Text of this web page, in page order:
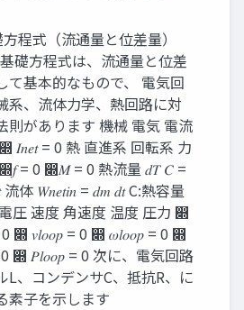
程式（流通量と位差量）
礎方程式は、流通量と位差
て基本的なもので、 電気回
系、流体力学、熱回路に対
則があります 機械 電気 電流
𝐼𝑛𝑒𝑡 = 0 熱 直進系 回転系 力
= 0 ෍𝑀 = 0 熱流量 𝑑𝑇 𝐶 =
流体 𝑊𝑛𝑒𝑡𝑖𝑛 = 𝑑𝑚 𝑑𝑡 C:熱容量
圧 速度 角速度 温度 圧力 ෍
0 ෍ 𝑣𝑙𝑜𝑜𝑝 = 0 ෍ 𝜔𝑙𝑜𝑜𝑝 = 0 ෍
0 ෍ 𝑃𝑙𝑜𝑜𝑝 = 0 次に、電気回路
L、コンデンサC、抵抗R、に
素子を示します